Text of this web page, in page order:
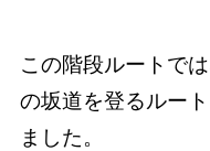
この階段ルートで
の坂道を登るルー
ました。